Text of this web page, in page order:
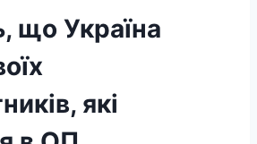
що Україна
які